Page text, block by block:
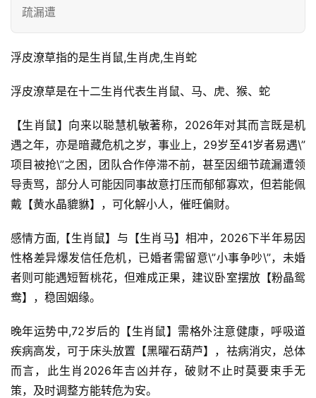
疏漏遭
浮皮潦草指的是生肖鼠,生肖虎,生肖蛇
浮皮潦草是在十二生肖代表生肖鼠、马、虎、猴、蛇
【生肖鼠】向来以聪慧机敏著称，2026年对其而言既是机
遇之年，亦是暗藏危机之岁，事业上，29岁至41岁者易遇\”
项目被抢\”之困，团队合作停滞不前，甚至因细节疏漏遭领
导责骂，部分人可能因同事故意打压而郁郁寡欢，但若能佩
戴【黄水晶貔貅】，可化解小人，催旺偏财。
感情方面,【生肖鼠】与【生肖马】相冲，2026下半年易因
性格差异爆发信任危机，已婚者需留意\”小事争吵\”，未婚
者则可能遇短暂桃花，但难成正果，建议卧室摆放【粉晶鸳
鸯】，稳固姻缘。
晚年运势中,72岁后的【生肖鼠】需格外注意健康，呼吸道
疾病高发，可于床头放置【黑曜石葫芦】，祛病消灾，总体
而言，此生肖2026年吉凶并存，破财不止时莫要束手无
策，及时调整方能转危为安。